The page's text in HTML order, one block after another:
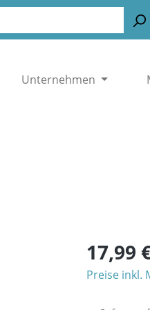
Unternehmen
17,99
Preise inkl.